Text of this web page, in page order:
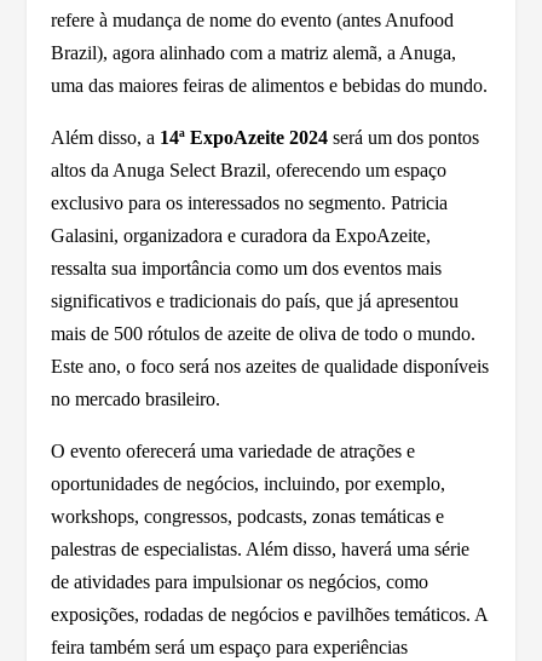
refere à mudança de nome do evento (antes Anufood
Brazil), agora alinhado com a matriz alemã, a Anuga,
uma das maiores feiras de alimentos e bebidas do mundo.
Além disso, a 14ª ExpoAzeite 2024 será um dos pontos
altos da Anuga Select Brazil, oferecendo um espaço
exclusivo para os interessados no segmento. Patricia
Galasini, organizadora e curadora da ExpoAzeite,
ressalta sua importância como um dos eventos mais
significativos e tradicionais do país, que já apresentou
mais de 500 rótulos de azeite de oliva de todo o mundo.
Este ano, o foco será nos azeites de qualidade disponíveis
no mercado brasileiro.
O evento oferecerá uma variedade de atrações e
oportunidades de negócios, incluindo, por exemplo,
workshops, congressos, podcasts, zonas temáticas e
palestras de especialistas. Além disso, haverá uma série
de atividades para impulsionar os negócios, como
exposições, rodadas de negócios e pavilhões temáticos. A
feira também será um espaço para experiências